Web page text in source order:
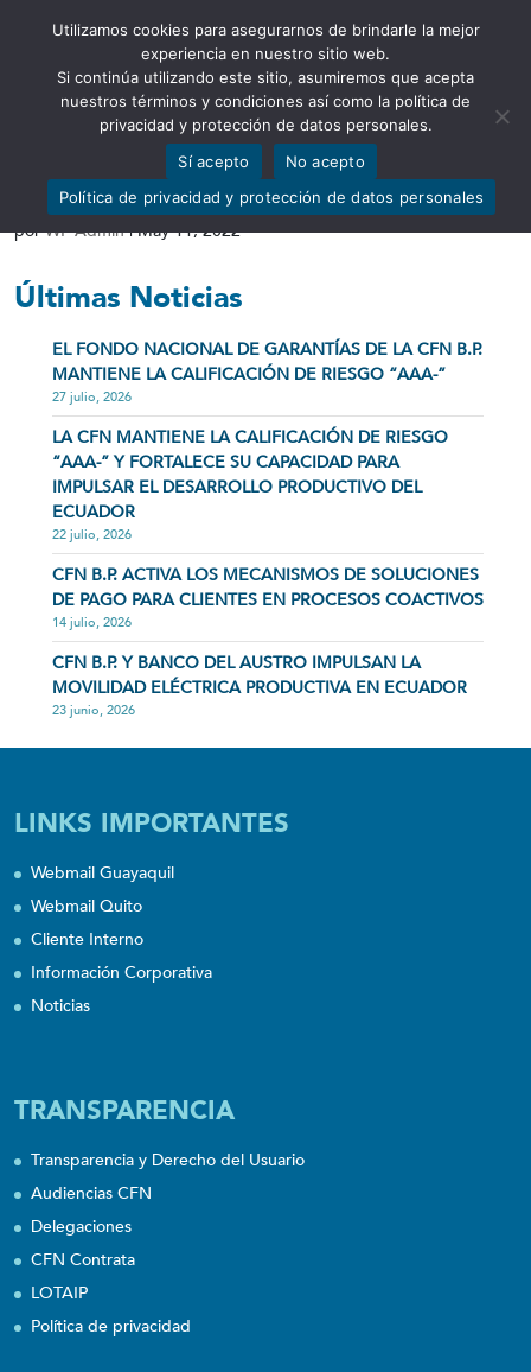
Abrir barra de herramientas
Balance General 2020
porWP Admin|May 11, 2022
Últimas Noticias
EL FONDO NACIONAL DE GARANTÍAS DE LA CFN B.P.
MANTIENE LA CALIFICACIÓN DE RIESGO “AAA-”
27 julio, 2026
LA CFN MANTIENE LA CALIFICACIÓN DE RIESGO
“AAA-” Y FORTALECE SU CAPACIDAD PARA
IMPULSAR EL DESARROLLO PRODUCTIVO DEL
ECUADOR
22 julio, 2026
CFN B.P. ACTIVA LOS MECANISMOS DE SOLUCIONES
DE PAGO PARA CLIENTES EN PROCESOS COACTIVOS
14 julio, 2026
CFN B.P. Y BANCO DEL AUSTRO IMPULSAN LA
MOVILIDAD ELÉCTRICA PRODUCTIVA EN ECUADOR
23 junio, 2026
LINKS IMPORTANTES
Webmail Guayaquil
Webmail Quito
Cliente Interno
Información Corporativa
Noticias
TRANSPARENCIA
Transparencia y Derecho del Usuario
Audiencias CFN
Delegaciones
CFN Contrata
LOTAIP
Política de privacidad
Utilizamos cookies para asegurarnos de brindarle la mejor
experiencia en nuestro sitio web.
Si continúa utilizando este sitio, asumiremos que acepta
nuestros términos y condiciones así como la política de
privacidad y protección de datos personales.
Sí acepto
No acepto
Política de privacidad y protección de datos personales